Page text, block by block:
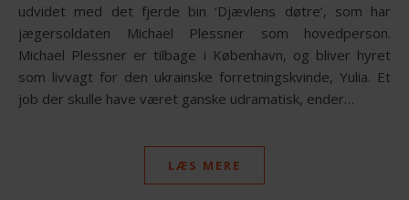
udvidet med det fjerde bin ‘Djævlens døtre‘, som har
jægersoldaten Michael Plessner som hovedperson.
Michael Plessner er tilbage i København, og bliver hyret
som livvagt for den ukrainske forretningskvinde, Yulia. Et
job der skulle have været ganske udramatisk, ender…
LÆS MERE